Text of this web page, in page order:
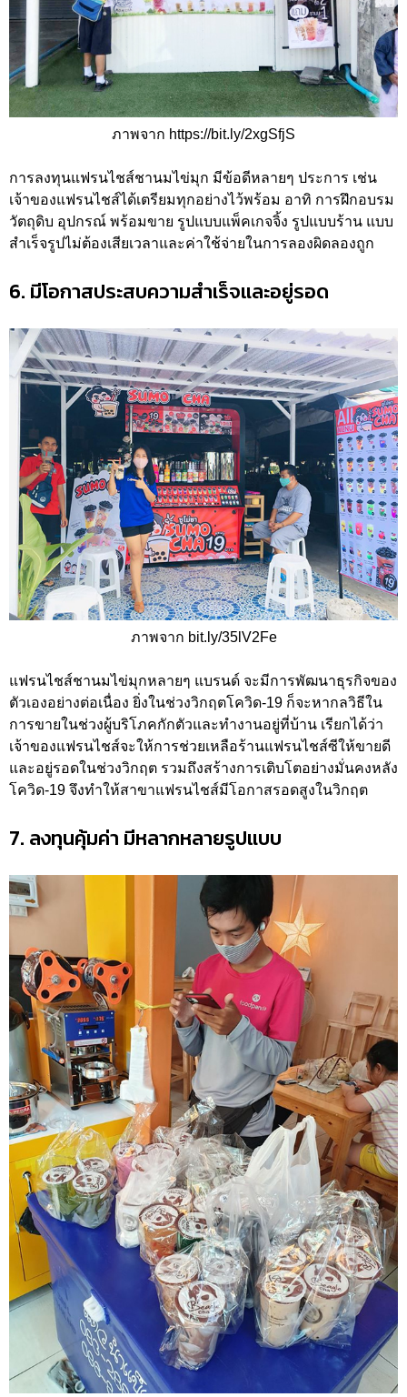
ภาพจาก https://bit.ly/2xgSfjS
การลงทุนแฟรนไชส์ชานมไข่มุก มีข้อดีหลายๆ ประการ เช่น
เจ้าของแฟรนไชส์ได้เตรียมทุกอย่างไว้พร้อม อาทิ การฝึกอบรม
วัตถุดิบ อุปกรณ์ พร้อมขาย รูปแบบแพ็คเกจจิ้ง รูปแบบร้าน แบบ
สำเร็จรูปไม่ต้องเสียเวลาและค่าใช้จ่ายในการลองผิดลองถูก
6. มีโอกาสประสบความสำเร็จและอยู่รอด
ภาพจาก bit.ly/35lV2Fe
แฟรนไชส์ชานมไข่มุกหลายๆ แบรนด์ จะมีการพัฒนาธุรกิจของ
ตัวเองอย่างต่อเนื่อง ยิ่งในช่วงวิกฤตโควิด-19 ก็จะหากลวิธีใน
การขายในช่วงผู้บริโภคกักตัวและทำงานอยู่ที่บ้าน เรียกได้ว่า
เจ้าของแฟรนไชส์จะให้การช่วยเหลือร้านแฟรนไชส์ซีให้ขายดี
และอยู่รอดในช่วงวิกฤต รวมถึงสร้างการเติบโตอย่างมั่นคงหลัง
โควิด-19 จึงทำให้สาขาแฟรนไชส์มีโอกาสรอดสูงในวิกฤต
7. ลงทุนคุ้มค่า มีหลากหลายรูปแบบ